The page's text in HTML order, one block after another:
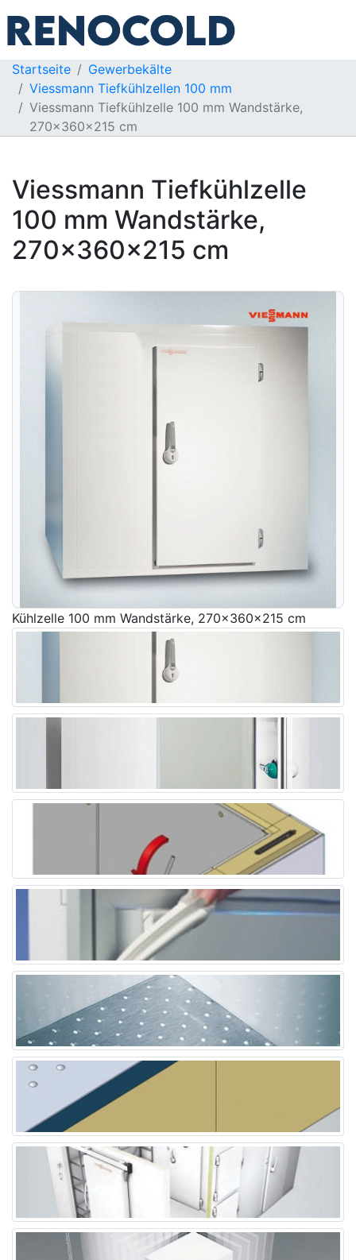
Startseite
Gewerbekälte
Viessmann Tiefkühlzellen 100 mm
Viessmann Tiefkühlzelle 100 mm Wandstärke,
270x360x215 cm
Viessmann Tiefkühlzelle
100 mm Wandstärke,
270x360x215 cm
Kühlzelle 100 mm Wandstärke, 270x360x215 cm